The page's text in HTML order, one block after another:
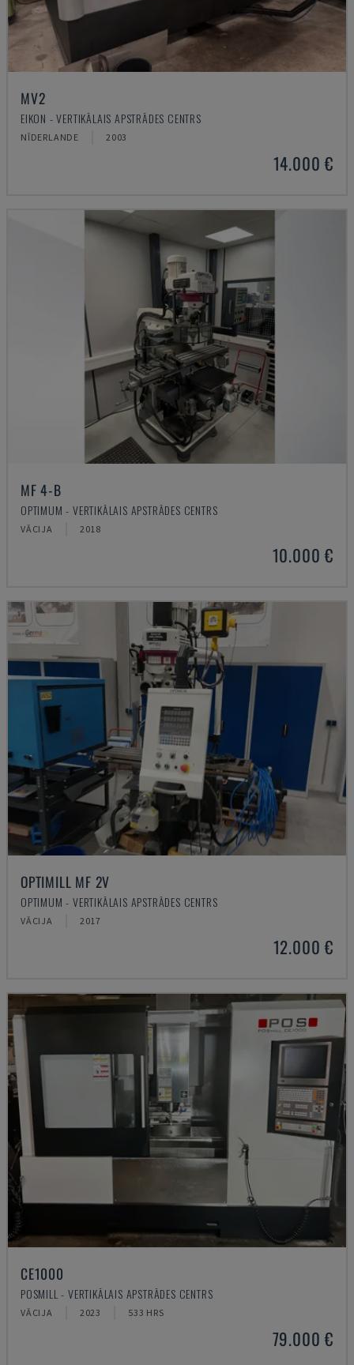
MV2
EIKON - VERTIKĀLAIS APSTRĀDES CENTRS
NĪDERLANDE 2003
14.000 €
MF 4-B
OPTIMUM - VERTIKĀLAIS APSTRĀDES CENTRS
VĀCIJA 2018
10.000 €
OPTIMILL MF 2V
OPTIMUM - VERTIKĀLAIS APSTRĀDES CENTRS
VĀCIJA 2017
12.000 €
CE1000
POSMILL - VERTIKĀLAIS APSTRĀDES CENTRS
VĀCIJA 2023 533 HRS
79.000 €